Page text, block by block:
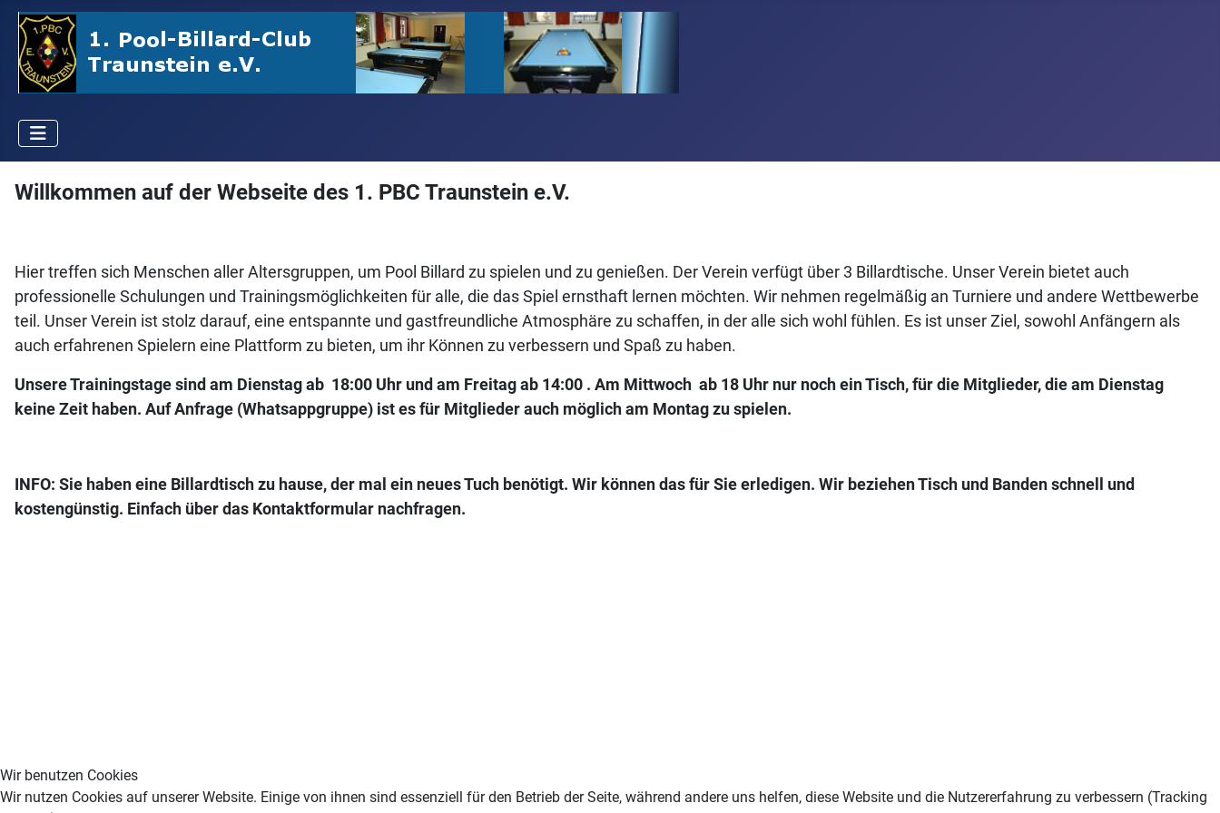
Willkommen auf der Webseite des 1. PBC Traunstein e.V.
Hier treffen sich Menschen aller Altersgruppen, um Pool Billard zu spielen und zu genießen. Der Verein verfügt über 3 Billardtische. Unser Verein bietet auch
professionelle Schulungen und Trainingsmöglichkeiten für alle, die das Spiel ernsthaft lernen möchten. Wir nehmen regelmäßig an Turniere und andere Wettbewerbe
teil. Unser Verein ist stolz darauf, eine entspannte und gastfreundliche Atmosphäre zu schaffen, in der alle sich wohl fühlen. Es ist unser Ziel, sowohl Anfängern als
auch erfahrenen Spielern eine Plattform zu bieten, um ihr Können zu verbessern und Spaß zu haben.
Unsere Trainingstage sind am Dienstag ab 18:00 Uhr und am Freitag ab 14:00 . Am Mittwoch ab 18 Uhr nur noch ein Tisch, für die Mitglieder, die am Dienstag
keine Zeit haben. Auf Anfrage (Whatsappgruppe) ist es für Mitglieder auch möglich am Montag zu spielen.
INFO: Sie haben eine Billardtisch zu hause, der mal ein neues Tuch benötigt. Wir können das für Sie erledigen. Wir beziehen Tisch und Banden schnell und
kostengünstig. Einfach über das Kontaktformular nachfragen.
Wir benutzen Cookies
Wir nutzen Cookies auf unserer Website. Einige von ihnen sind essenziell für den Betrieb der Seite, während andere uns helfen, diese Website und die Nutzererfahrung zu verbessern (Tracking